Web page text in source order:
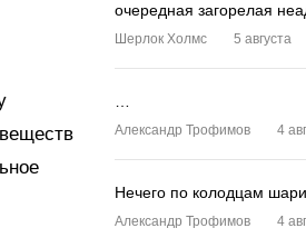
очередная загорелая
Шерлок Холмс 5 августа
Александр Трофимов 4
Нечего по колодцам
Александр Трофимов 4